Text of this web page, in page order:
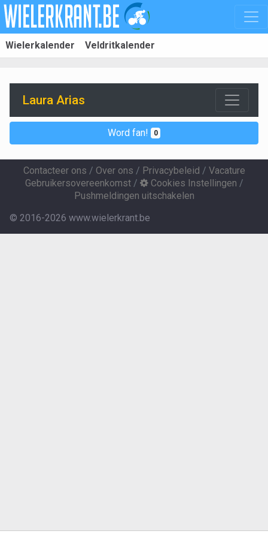
Wielerkalender Veldritkalender
Laura Arias
Word fan! 0
Contacteer ons / Over ons / Privacybeleid / Vacature
Gebruikersovereenkomst/ Cookies Instellingen /
Pushmeldingen uitschakelen
© 2016-2026 www.wielerkrant.be